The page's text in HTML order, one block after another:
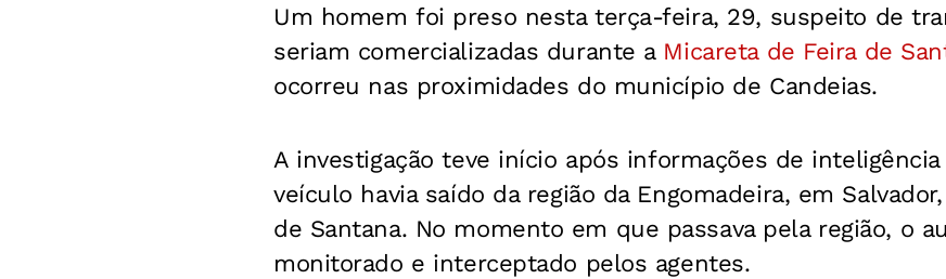
Um homem foi preso nesta terça-feira, 29, suspeito de
seriam comercializadas durante a Micareta de Feira de
ocorreu nas proximidades do município de Candeias.
A investigação teve início após informações de
veículo havia saído da região da Engomadeira, em
de Santana. No momento em que passava pela região, o
monitorado e interceptado pelos agentes.